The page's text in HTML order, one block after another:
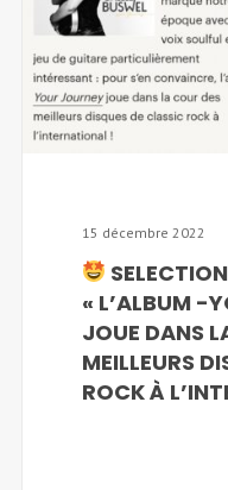
15 décembre 2022
« L’ALBUM -
JOUE DANS
MEILLEURS
ROCK À